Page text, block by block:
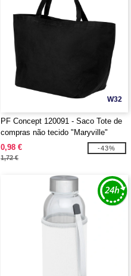
W32
PF Concept 120091 - Saco Tote de
compras não tecido "Maryville"
0,98 €
1,72 €
-43%